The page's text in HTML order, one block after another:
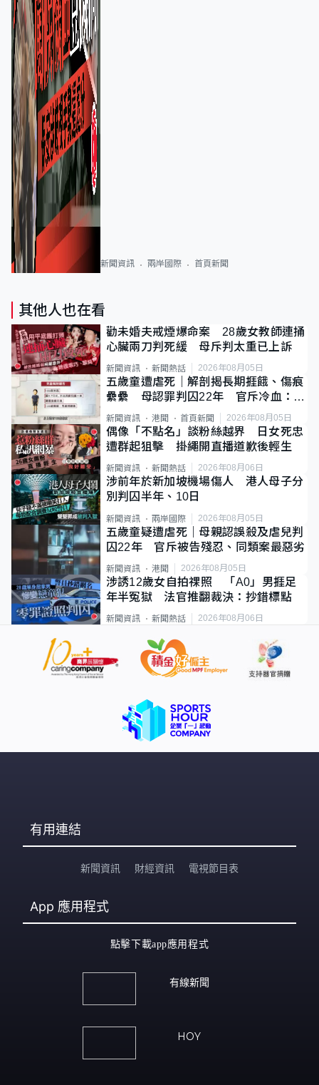
新聞資訊 兩岸國際 首頁新聞
其他人也在看
勸未婚夫戒煙爆命案 28歲女教師連捅
心臟兩刀判死緩 母斥判太重已上訴
新聞資訊 新聞熱話 2026年08月05日
五歲童遭虐死｜解剖揭長期捱餓、傷痕
纍纍 母認罪判囚22年 官斥冷血：同
類案最惡劣
新聞資訊 港聞 首頁新聞 2026年08月05日
偶像「不點名」談粉絲越界 日女死忠
遭群起狙擊 掛繩開直播道歉後輕生
新聞資訊 新聞熱話 2026年08月06日
涉前年於新加坡機場傷人 港人母子分
別判囚半年、10日
新聞資訊 兩岸國際 2026年08月05日
五歲童疑遭虐死｜母親認誤殺及虐兒判
囚22年 官斥被告殘忍、同類案最惡劣
新聞資訊 港聞 2026年08月05日
涉誘12歲女自拍祼照 「A0」男捱足
年半冤獄 法官推翻裁決：抄錯標點
新聞資訊 新聞熱話 2026年08月06日
有用連結
新聞資訊 財經資訊 電視節目表
App 應用程式
點擊下載app應用程式
有線新聞
HOY